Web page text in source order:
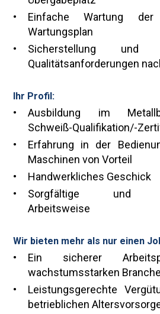
Einfache Wartung
Wartungsplan
Sicherstellung und
Qualitätsanforderungen
Ihr Profil:
Ausbildung im
Schweiß-Qualifikation/-
Erfahrung in der
Maschinen von Vorteil
Handwerkliches Geschick
Sorgfältige und
Arbeitsweise
Wir bieten mehr als nur einen
Ein sicherer
wachstumsstarken Branche
Leistungsgerechte
betrieblichen